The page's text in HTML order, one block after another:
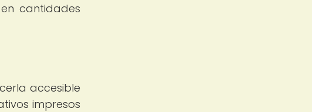
cantidades
accesible
impresos